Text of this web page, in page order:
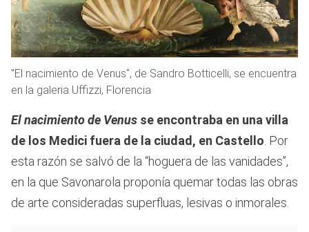
"El nacimiento de Venus", de Sandro Botticelli, se encuentra
en la galeria Uffizzi, Florencia
El nacimiento de Venus se encontraba en una villa
de los Medici fuera de la ciudad, en Castello . Por
esta razón se salvó de la “hoguera de las vanidades”,
en la que Savonarola proponía quemar todas las obras
de arte consideradas superfluas, lesivas o inmorales.